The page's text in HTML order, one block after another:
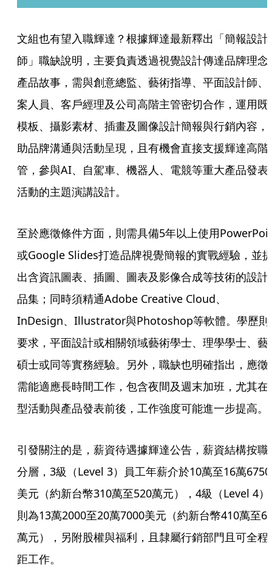
文組也有望入職輝達？根據輝達最新釋出「簡報設計
師」職缺說明，主要負責透過視覺設計傳達品牌理念
產品故事，需與創意總監、藝術指導、平面設計師、
案人員、客戶經理及公司高階主管密切合作，運用既
模板、攝影素材、插畫及圖像設計簡報與行銷內容，
助品牌溝通與活動呈現，且有機會直接支援輝達高階
管，參與AI、自駕車、機器人、電競等重大產品發表
活動的主題演講設計。
至於應徵條件方面，則需具備5年以上使用
或Google Slides打造品牌視覺簡報的實戰經驗，並
出含資訊圖表、插圖、圖表及影像合成等技術的設計
品集；同時須精通Adobe Creative Cloud、
InDesign、Illustrator與Photoshop等軟體。學歷則
要求，平面設計或相關領域藝術學士、理學學士、藝
碩士或同等實務經驗。另外，職缺也明確指出，應徵
需能適應長時間工作，包含夜間及週末加班，尤其在
型活動與產品發表前後，工作強度可能進一步提高。
引發關注的是，薪資待遇據輝達公告，薪資結構按職
分層，3級（Level 3）員工年薪介於10萬至16萬6750
美元（約新台幣310萬至520萬元），4級（Level 4）
則為13萬2000至20萬7000美元（約新台幣410萬至
萬元），另附股權與福利，且隸屬行銷部門且可全程
距工作。